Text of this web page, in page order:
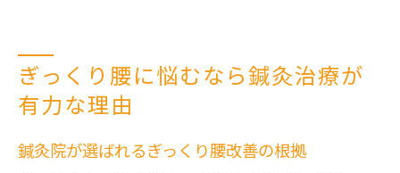
ぎっくり腰に悩むなら鍼灸治療が
有力な理由
鍼灸院が選ばれるぎっくり腰改善の根拠